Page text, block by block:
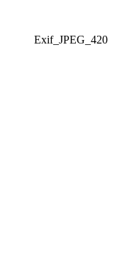
Exif_JPEG_420